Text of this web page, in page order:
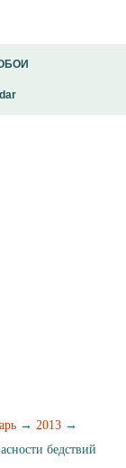
→ 2013 →
бедствий